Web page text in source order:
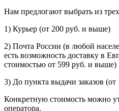
Нам предлогают выбрать из
1) Курьер (от 200 руб. и выше)
2) Почта России (в любой
есть возможность доставку в
стоимостью от 599 руб. и выше)
3) До пункта выдачи заказов (от
Конкретную стоимость можно
оператора.